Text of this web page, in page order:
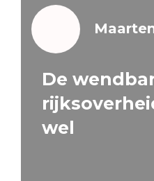
De
wel